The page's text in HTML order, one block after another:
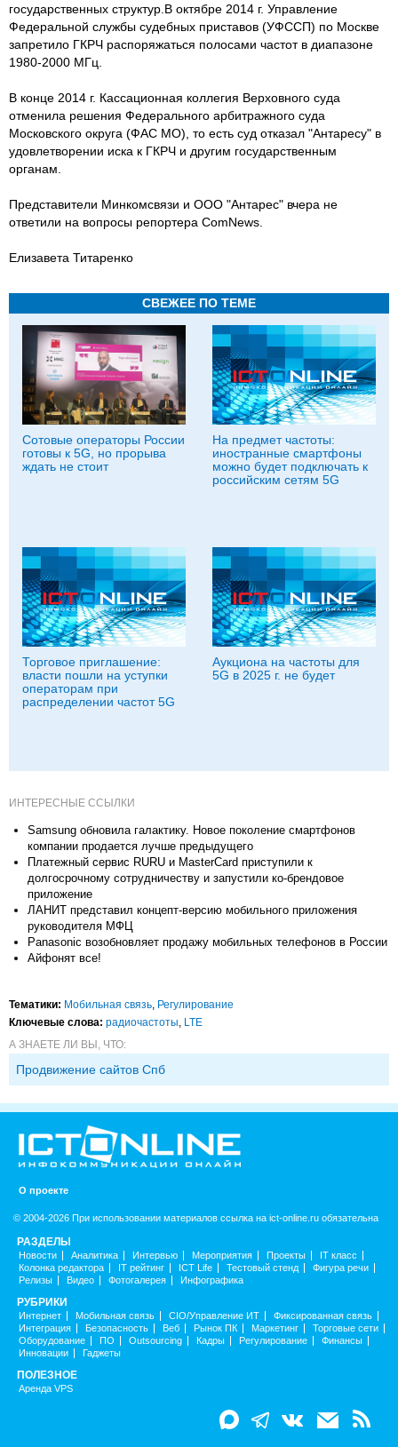
государственных структур.В октябре 2014 г. Управление
Федеральной службы судебных приставов (УФССП) по Москве
запретило ГКРЧ распоряжаться полосами частот в диапазоне
1980-2000 МГц.
В конце 2014 г. Кассационная коллегия Верховного суда
отменила решения Федерального арбитражного суда
Московского округа (ФАС МО), то есть суд отказал "Антаресу" в
удовлетворении иска к ГКРЧ и другим государственным
органам.
Представители Минкомсвязи и ООО "Антарес" вчера не
ответили на вопросы репортера ComNews.
Елизавета Титаренко
СВЕЖЕЕ ПО ТЕМЕ
Сотовые операторы России
готовы к 5G, но прорыва
ждать не стоит
На предмет частоты:
иностранные смартфоны
можно будет подключать к
российским сетям 5G
Торговое приглашение:
власти пошли на уступки
операторам при
распределении частот 5G
Аукциона на частоты для
5G в 2025 г. не будет
ИНТЕРЕСНЫЕ ССЫЛКИ
Samsung обновила галактику. Новое поколение смартфонов
компании продается лучше предыдущего
Платежный сервис RURU и MasterCard приступили к
долгосрочному сотрудничеству и запустили ко-брендовое
приложение
ЛАНИТ представил концепт-версию мобильного приложения
руководителя МФЦ
Panasonic возобновляет продажу мобильных телефонов в России
Айфонят все!
Тематики: Мобильная связь Регулирование
Ключевые слова: радиочастоты LTE
А ЗНАЕТЕ ЛИ ВЫ, ЧТО:
Продвижение сайтов Спб
О проекте
© 2004-2026 При использовании материалов ссылка на ict-online.ru обязательна
РАЗДЕЛЫ
Новости Аналитика Интервью Мероприятия Проекты
IT класс
Колонка редактора
IT рейтинг ICT Life Тестовый стенд
Фигура речи
Релизы
Видео Фотогалерея Инфографика
РУБРИКИ
Интернет Мобильная связь CIO/Управление ИТ
Фиксированная связь
Интеграция
Безопасность Веб Рынок ПК Маркетинг
Торговые сети
Оборудование
ПО Outsourcing Кадры Регулирование
Финансы
Инновации
Гаджеты
ПОЛЕЗНОЕ
Аренда VPS